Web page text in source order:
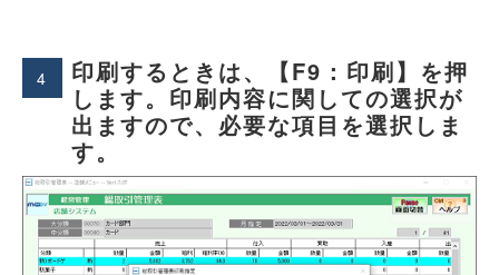
4
印刷するときは、【F9：印刷】を押
します。印刷内容に関しての選択が
出ますので、必要な項目を選択しま
す。